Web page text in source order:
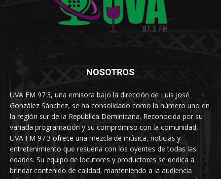
NOSOTROS
UVA FM 97.3, una emisora bajo la dirección de Luis José
González Sánchez, se ha consolidado como la número uno en
la región sur de la República Dominicana. Reconocida por su
variada programación y su compromiso con la comunidad,
UVA FM 97.3 ofrece una mezcla de música, noticias y
entretenimiento que resuena con los oyentes de todas las
edades. Su equipo de locutores y productores se dedica a
brindar contenido de calidad, manteniendo a la audiencia